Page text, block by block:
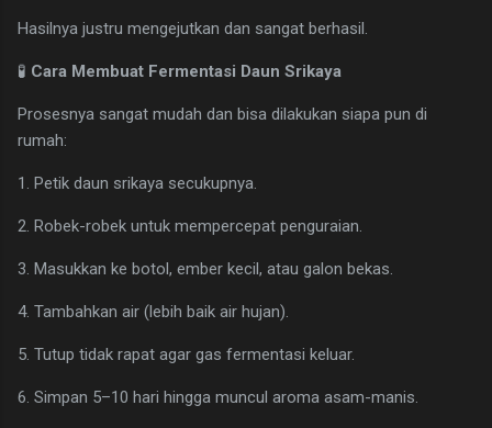
Hasilnya justru mengejutkan dan sangat berhasil.
🧪 Cara Membuat Fermentasi Daun Srikaya
Prosesnya sangat mudah dan bisa dilakukan siapa pun di
rumah:
1. Petik daun srikaya secukupnya.
2. Robek-robek untuk mempercepat penguraian.
3. Masukkan ke botol, ember kecil, atau galon bekas.
4. Tambahkan air (lebih baik air hujan).
5. Tutup tidak rapat agar gas fermentasi keluar.
6. Simpan 5–10 hari hingga muncul aroma asam-manis.